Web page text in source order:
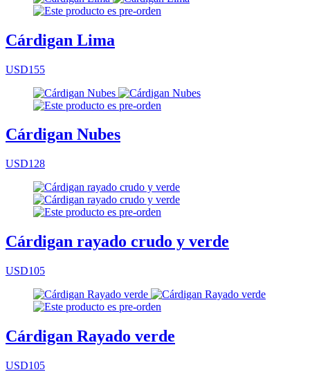
Cárdigan Lima
USD155
Cárdigan Nubes
USD128
Cárdigan rayado crudo y verde
USD105
Cárdigan Rayado verde
USD105